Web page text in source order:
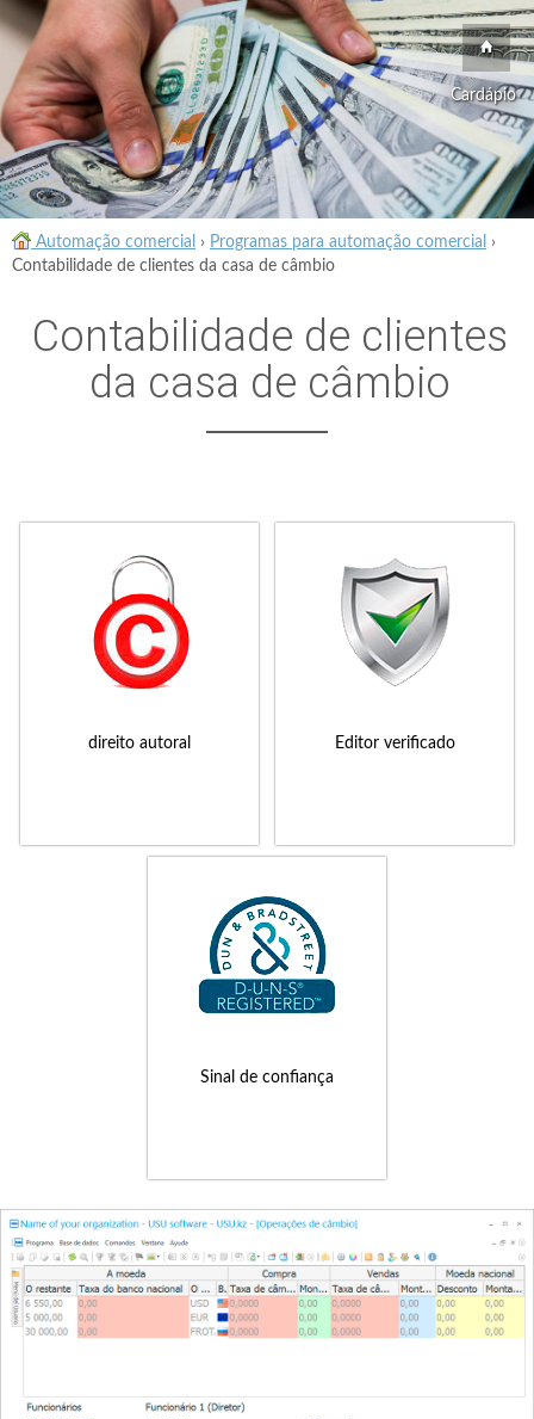
Cardápio
Automação comercial › Programas para automação comercial
›
Contabilidade de clientes da casa de câmbio
Contabilidade de clientes
da casa de câmbio
direito autoral Editor verificado
Sinal de confiança